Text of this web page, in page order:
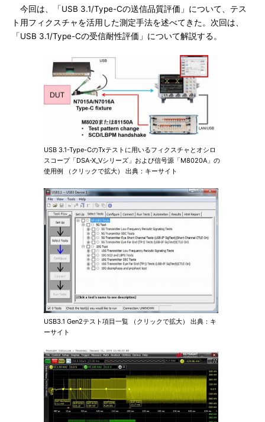
今回は、「USB 3.1/Type-Cの送信品質評価」について、テス
ト用フィクスチャを活用した測定手法を述べてきた。次回は、
「USB 3.1/Type-Cの受信耐性評価」について解説する。
USB 3.1-Type-CのTxテストに用いるフィクスチャとオシロ
スコープ「DSA-X_Vシリーズ」および信号源「M8020A」の
使用例 （クリックで拡大） 出典：キーサイト
USB3.1 Gen2テスト項目一覧 （クリックで拡大） 出典：キ
ーサイト